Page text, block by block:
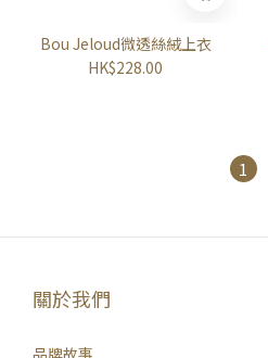
Bou Jeloud微透絲絨上衣
HK$228.00
1
關於我們
品牌故事